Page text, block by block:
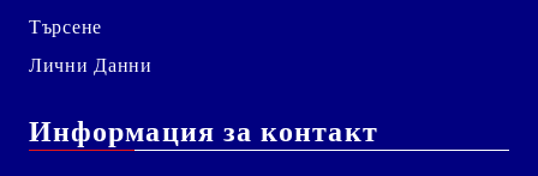
Търсене
Лични Данни
Информация за контакт